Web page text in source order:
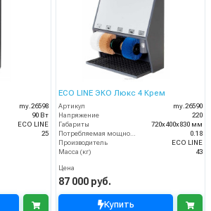
my.26598
90 Вт
ECO LINE
25
ECO LINE ЭКО Люкс 4 Крем
Артикул
my.26590
Напряжение
220
Габариты
720х400х830 мм
Потребляемая мощность (кВт)
0.18
Производитель
ECO LINE
Масса (кг)
43
Цена
87 000 руб.
Купить